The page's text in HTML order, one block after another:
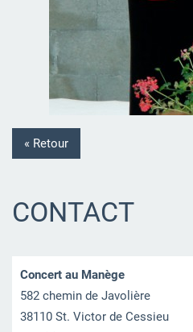
« Retour
CONTACT
Concert au Manège
582 chemin de Javolière
38110 St. Victor de Cessieu